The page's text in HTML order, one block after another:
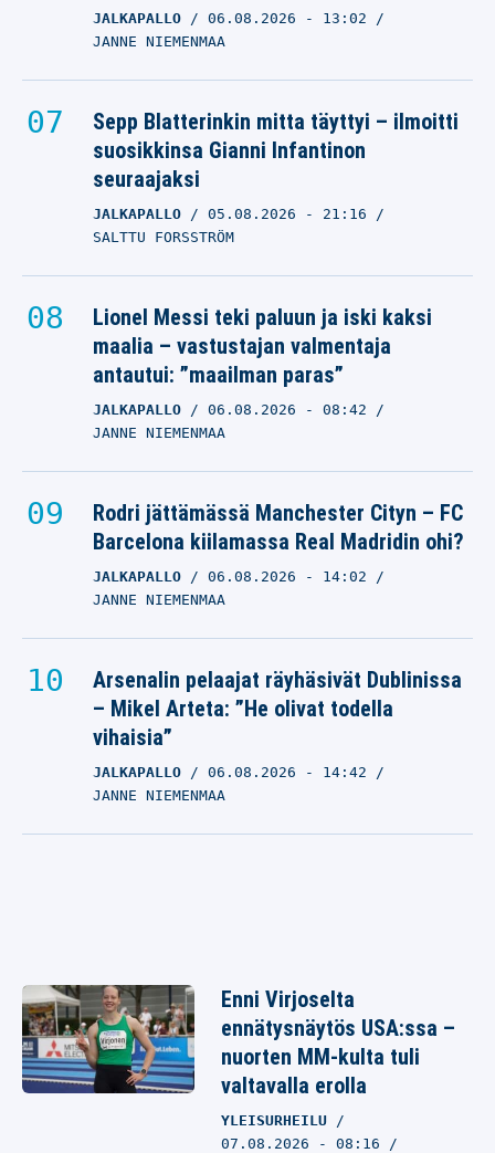
JALKAPALLO 06.08.2026 - 13:02
JANNE NIEMENMAA
Sepp Blatterinkin mitta täyttyi – ilmoitti
suosikkinsa Gianni Infantinon
seuraajaksi
JALKAPALLO 05.08.2026 - 21:16
SALTTU FORSSTRÖM
Lionel Messi teki paluun ja iski kaksi
maalia – vastustajan valmentaja
antautui: ”maailman paras”
JALKAPALLO 06.08.2026 - 08:42
JANNE NIEMENMAA
Rodri jättämässä Manchester Cityn – FC
Barcelona kiilamassa Real Madridin ohi?
JALKAPALLO 06.08.2026 - 14:02
JANNE NIEMENMAA
Arsenalin pelaajat räyhäsivät Dublinissa
– Mikel Arteta: ”He olivat todella
vihaisia”
JALKAPALLO 06.08.2026 - 14:42
JANNE NIEMENMAA
Enni Virjoselta
ennätysnäytös USA:ssa –
nuorten MM-kulta tuli
valtavalla erolla
YLEISURHEILU
07.08.2026 - 08:16